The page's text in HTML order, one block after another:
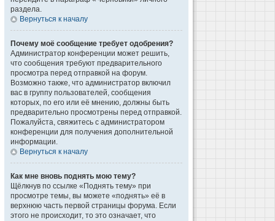
раздела.
Вернуться к началу
Почему моё сообщение требует одобрения?
Администратор конференции может решить,
что сообщения требуют предварительного
просмотра перед отправкой на форум.
Возможно также, что администратор включил
вас в группу пользователей, сообщения
которых, по его или её мнению, должны быть
предварительно просмотрены перед отправкой.
Пожалуйста, свяжитесь с администратором
конференции для получения дополнительной
информации.
Вернуться к началу
Как мне вновь поднять мою тему?
Щёлкнув по ссылке «Поднять тему» при
просмотре темы, вы можете «поднять» её в
верхнюю часть первой страницы форума. Если
этого не происходит, то это означает, что